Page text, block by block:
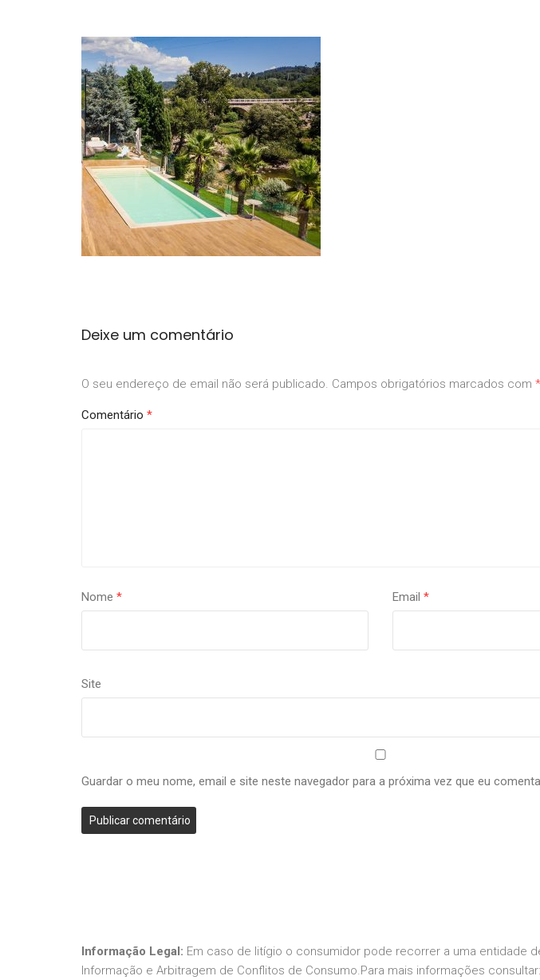
Deixe um comentário
O seu endereço de email não será publicado. Campos obrigatórios marcados com *
Comentário *
Nome * Email *
Site
Guardar o meu nome, email e site neste navegador para a próxima vez que eu
Informação Legal: Em caso de litígio o consumidor pode recorrer a uma entidade
Informação e Arbitragem de Conflitos de Consumo.Para mais informações consultar: